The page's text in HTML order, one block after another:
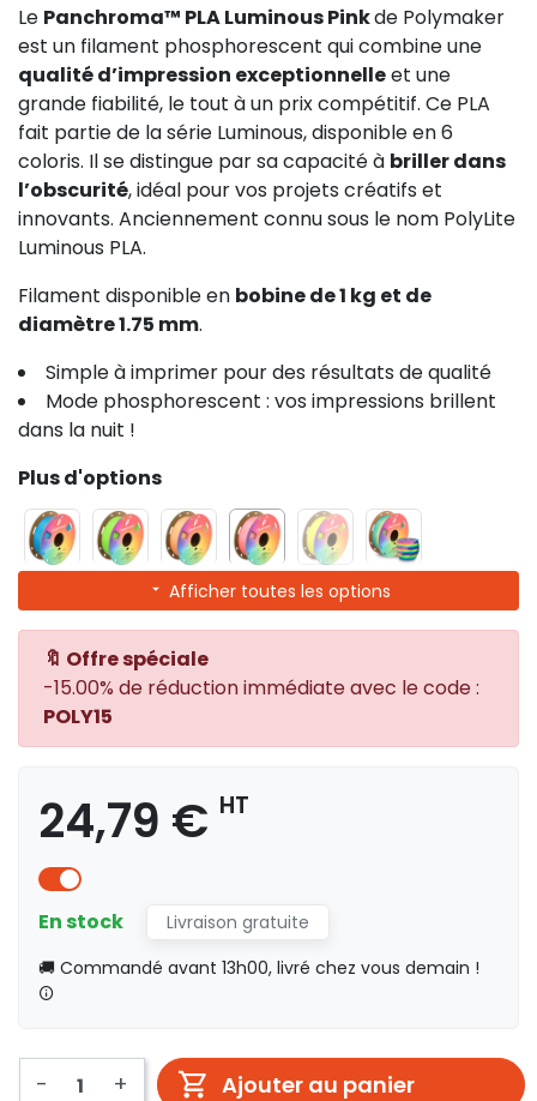
Le Panchroma™ PLA Luminous Pinkde Polymaker
est un filament phosphorescent qui combine une
qualité d’impression exceptionnelleet une
grande fiabilité, le tout à un prix compétitif. Ce PLA
fait partie de la série Luminous, disponible en 6
coloris. Il se distingue par sa capacité à briller dans
l’obscurité, idéal pour vos projets créatifs et
innovants. Anciennement connu sous le nom PolyLite
Luminous PLA.
Filament disponible en bobine de 1 kg et de
diamètre 1.75 mm.
Simple à imprimer pour des résultats de qualité
Mode phosphorescent : vos impressions brillent
dans la nuit !
Plus d'options
Afficher toutes les options
🔖 Offre spéciale
-15.00% de réduction immédiate avec le code :
POLY15
24,79 € HT
En stock
Livraison gratuite
🚚 Commandé avant 13h00, livré chez vous demain !
- + Ajouter au panier